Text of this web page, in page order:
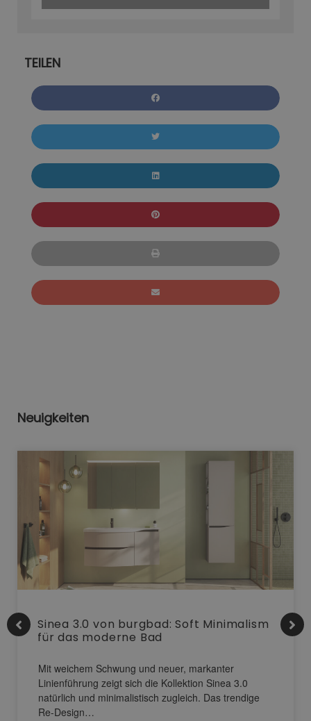
TEILEN
Neuigkeiten
Sinea 3.0 von burgbad: Soft Minimalism
für das moderne Bad
Mit weichem Schwung und neuer, markanter
Linienführung zeigt sich die Kollektion Sinea 3.0
natürlich und minimalistisch zugleich. Das trendige
Re-Design…